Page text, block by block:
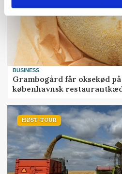
BUSINESS
Grambogård får oksekød
københavnsk
HØST-TOUR